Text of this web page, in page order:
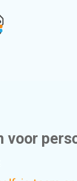
voor